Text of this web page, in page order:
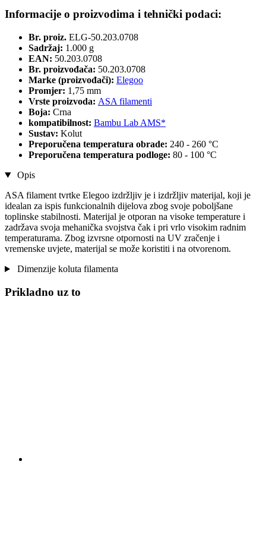
Informacije o proizvodima i tehnički podaci:
Br. proiz. ELG-50.203.0708
Sadržaj: 1.000 g
EAN: 50.203.0708
Br. proizvođača: 50.203.0708
Marke (proizvođači): Elegoo
Promjer: 1,75 mm
Vrste proizvoda: ASA filamenti
Boja: Crna
kompatibilnost: Bambu Lab AMS*
Sustav: Kolut
Preporučena temperatura obrade: 240 - 260 °C
Preporučena temperatura podloge: 80 - 100 °C
Opis
ASA filament tvrtke Elegoo izdržljiv je i izdržljiv materijal, koji je
idealan za ispis funkcionalnih dijelova zbog svoje poboljšane
toplinske stabilnosti. Materijal je otporan na visoke temperature i
zadržava svoja mehanička svojstva čak i pri vrlo visokim radnim
temperaturama. Zbog izvrsne otpornosti na UV zračenje i
vremenske uvjete, materijal se može koristiti i na otvorenom.
Dimenzije koluta filamenta
Prikladno uz to